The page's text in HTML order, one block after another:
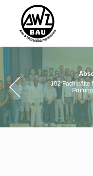
102 Fachkräfte f
Prüfung